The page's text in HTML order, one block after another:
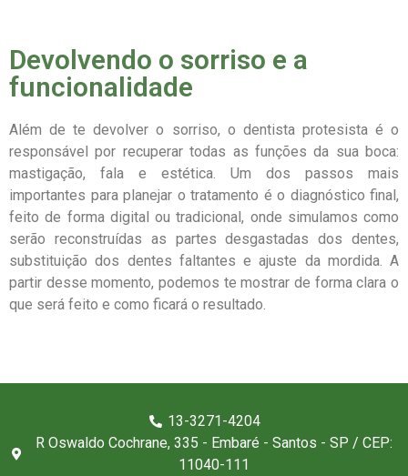
Devolvendo o sorriso e a
funcionalidade
Além de te devolver o sorriso, o dentista protesista é o
responsável por recuperar todas as funções da sua boca:
mastigação, fala e estética. Um dos passos mais
importantes para planejar o tratamento é o diagnóstico final,
feito de forma digital ou tradicional, onde simulamos como
serão reconstruídas as partes desgastadas dos dentes,
substituição dos dentes faltantes e ajuste da mordida. A
partir desse momento, podemos te mostrar de forma clara o
que será feito e como ficará o resultado.
13-3271-4204
R Oswaldo Cochrane, 335 - Embaré - Santos - SP / CEP:
11040-111